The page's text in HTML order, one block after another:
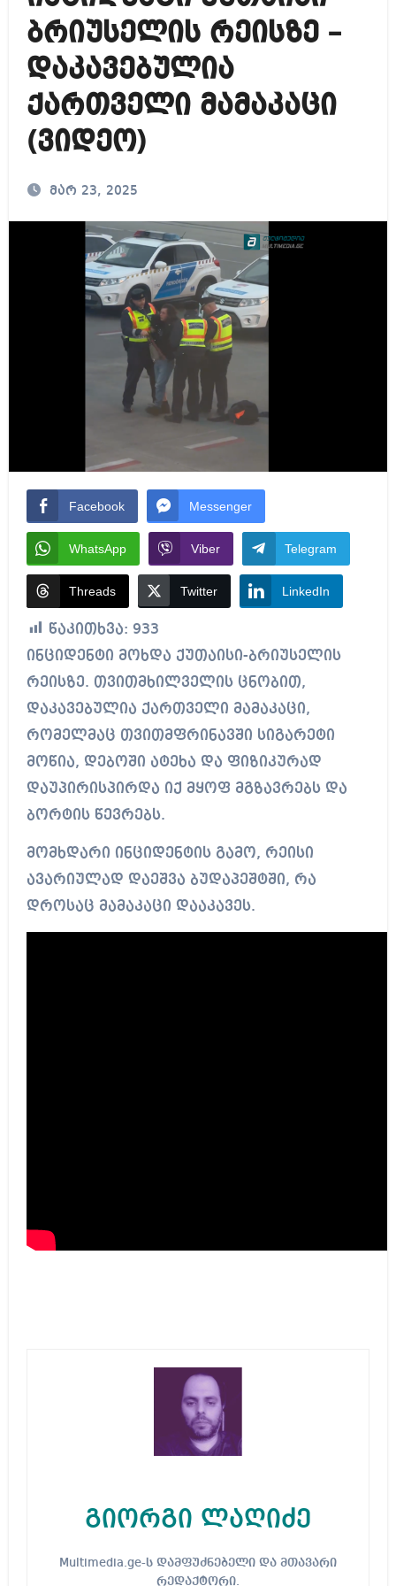
ბრიუსელის რეისზე –
დაკავებულია
ქართველი მამაკაცი
(ვიდეო)
მარ 23, 2025
Facebook Messenger
WhatsApp Viber Telegram
Threads Twitter LinkedIn
წაკითხვა: 933
ინციდენტი მოხდა ქუთაისი-ბრიუსელის
რეისზე. თვითმხილველის ცნობით,
დაკავებულია ქართველი მამაკაცი,
რომელმაც თვითმფრინავში სიგარეტი
მოწია, დებოში ატეხა და ფიზიკურად
დაუპირისპირდა იქ მყოფ მგზავრებს და
ბორტის წევრებს.
მომხდარი ინციდენტის გამო, რეისი
ავარიულად დაეშვა ბუდაპეშტში, რა
დროსაც მამაკაცი დააკავეს.
გიორგი ლაღიძე
Multimedia.ge-ს დამფუძნებელი და მთავარი
რედაქტორი.